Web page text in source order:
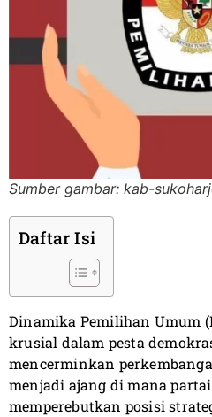
Sumber gambar: kab-
Daftar Isi
Dinamika Pemilihan Umum
krusial dalam pesta
mencerminkan
menjadi ajang di mana
memperebutkan posisi